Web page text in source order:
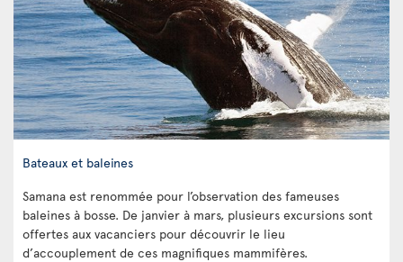
Bateaux et baleines
Samana est renommée pour l’observation des fameuses
baleines à bosse. De janvier à mars, plusieurs excursions sont
offertes aux vacanciers pour découvrir le lieu
d’accouplement de ces magnifiques mammifères.